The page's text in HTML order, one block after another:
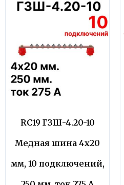
RC19 ГЗШ-4.20-10
Медная шина 4х20
мм, 10 подключений,